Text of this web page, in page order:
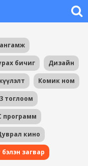
бичиг Дизайн
Комик ном
тоглоом
программ
кино
загвар